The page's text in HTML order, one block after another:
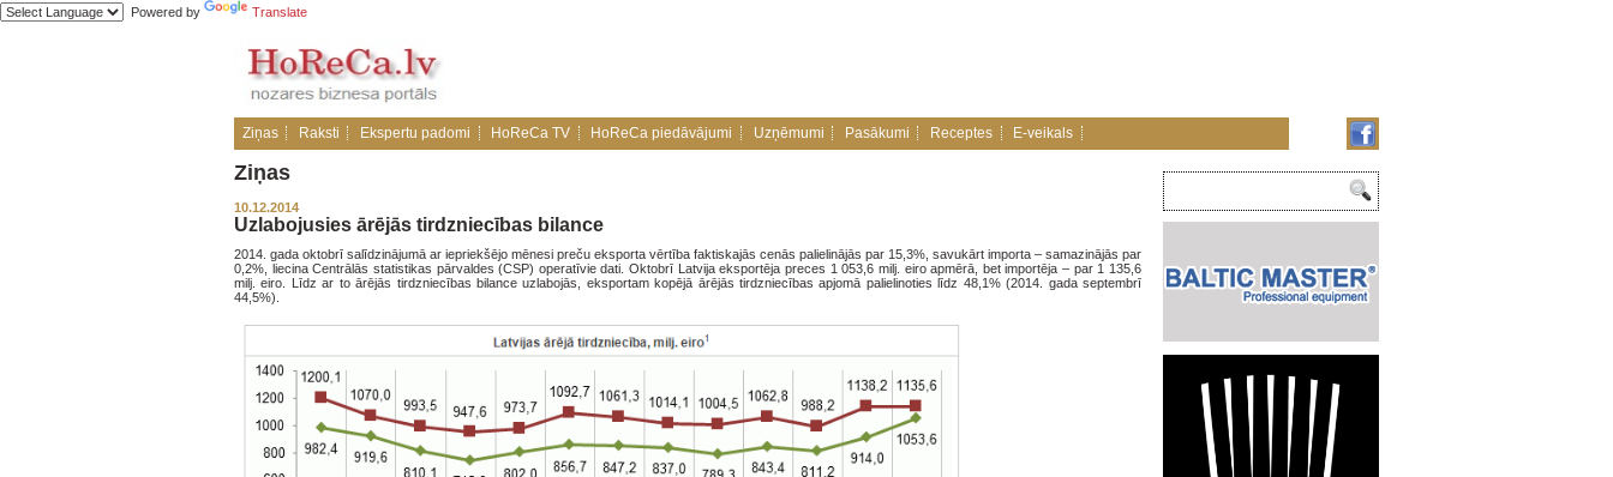
Powered by Translate
Ziņas Raksti Ekspertu padomi HoReCa TV HoReCa piedāvājumi Uzņēmumi Pasākumi Receptes E-veikals
Ziņas
10.12.2014
Uzlabojusies ārējās tirdzniecības bilance
2014. gada oktobrī salīdzinājumā ar iepriekšējo mēnesi preču eksporta vērtība faktiskajās cenās palielinājās par 15,3%, savukārt importa – samazinājās par
0,2%, liecina Centrālās statistikas pārvaldes (CSP) operatīvie dati. Oktobrī Latvija eksportēja preces 1 053,6 milj. eiro apmērā, bet importēja – par 1 135,6
milj. eiro. Līdz ar to ārējās tirdzniecības bilance uzlabojās, eksportam kopējā ārējās tirdzniecības apjomā palielinoties līdz 48,1% (2014. gada septembrī
44,5%).